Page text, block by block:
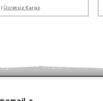
| Ücretsiz Kargo